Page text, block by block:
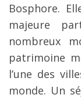
Bosphore.
majeure
nombreux
patrimoine
l’une des
monde. Un